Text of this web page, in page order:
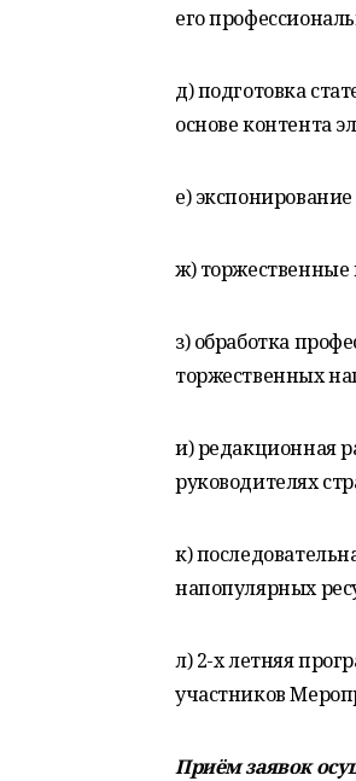
его
д) подготовка
основе контента
е)
ж)
з) обработка
торжественных
и) редакционная
руководителях
к)
напопулярных
л) 2-х летняя
участников
Приём заявок